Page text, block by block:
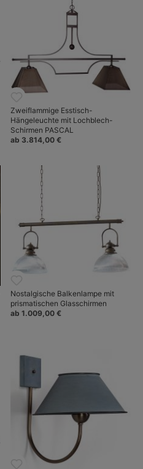
Zweiflammige Esstisch-
Hängeleuchte mit Lochblech-
Schirmen PASCAL
ab 3.814,00 €
Nostalgische Balkenlampe mit
prismatischen Glasschirmen
ab 1.009,00 €